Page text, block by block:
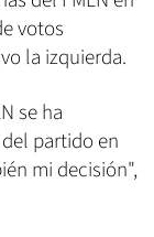
votos
la izquierda.
se ha
partido en
mi decisión",